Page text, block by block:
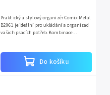
Do košíku
Praktický a stylový organizér Comix Metal
B2061 je ideální pro ukládání a organizaci
vašich psacích potřeb. Kombinace